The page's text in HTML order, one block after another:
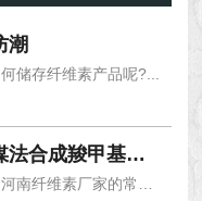
潮
储存纤维素产品呢?...
> 河南纤维素厂家如何用水媒法合成羧甲基纤维素
水媒法合成羧甲基纤维素钠是河南纤维素厂家的常用...